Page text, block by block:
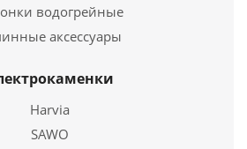
решетка Рустик (11*11) (11*11)
4 508руб.
водогрейные
аксессуары
Harvia
SAWO